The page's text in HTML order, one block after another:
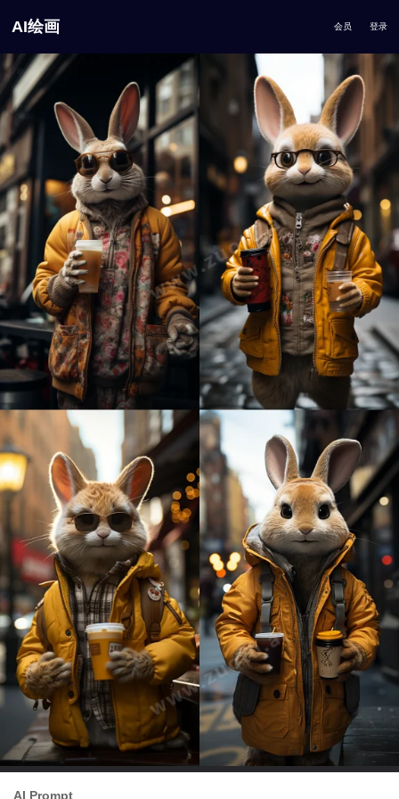
AI绘画 会员 登录
AI Prompt